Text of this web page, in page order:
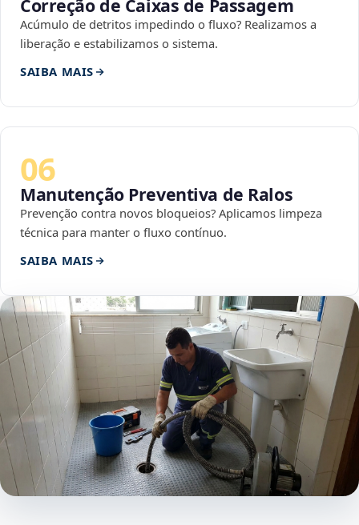
Correção de Caixas de Passagem
Acúmulo de detritos impedindo o fluxo? Realizamos a
liberação e estabilizamos o sistema.
SAIBA MAIS
06
Manutenção Preventiva de Ralos
Prevenção contra novos bloqueios? Aplicamos limpeza
técnica para manter o fluxo contínuo.
SAIBA MAIS